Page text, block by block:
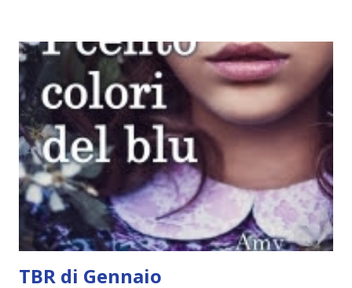
potete capire le mie aspettative! Innanzitutto, se la Gier o
la ce avesse deciso di pubblicare la trilogia in un unico libro,
probabilmente lo avrei apprezzato molto di più. Red è
molto introduttivo, nel senso che in trecento pagine non
succede un bel niente. E non ha nemmeno un finale ._.
finisce esattamente nel bel mezzo della storia (anzi, quale
"mezzo" della storia? Questa storia ha praticamente solo
l'inizio!). Stessa cosa con Blue , stessa...
TBR di Gennaio